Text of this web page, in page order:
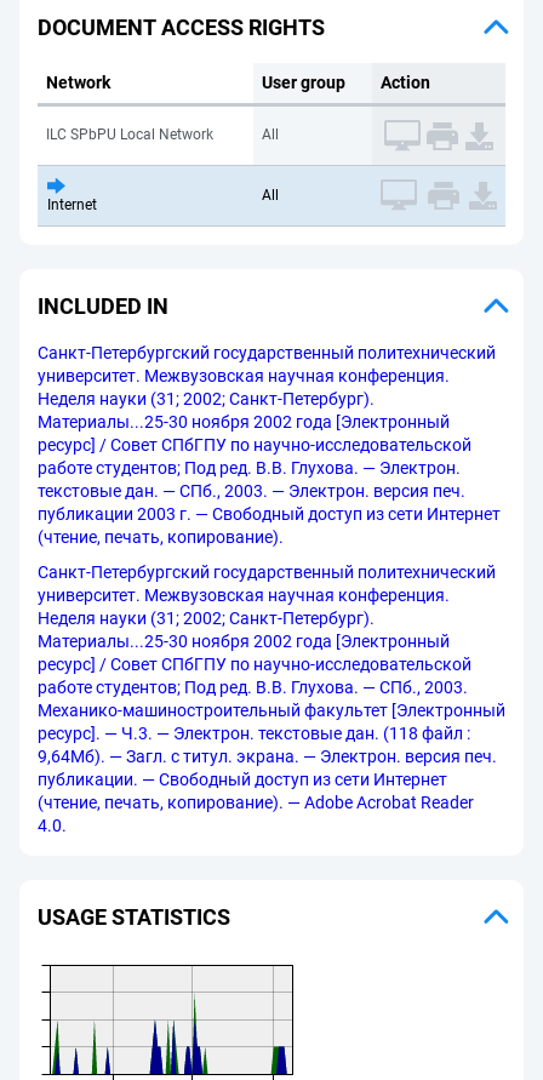
DOCUMENT ACCESS RIGHTS
Network User group Action
ILC SPbPU Local Network All
Internet
All
INCLUDED IN
Санкт-Петербургский государственный политехнический
университет. Межвузовская научная конференция.
Неделя науки (31; 2002; Санкт-Петербург).
Материалы...25-30 ноября 2002 года [Электронный
ресурс] / Совет СПбГПУ по научно-исследовательской
работе студентов; Под ред. В.В. Глухова. — Электрон.
текстовые дан. — СПб., 2003. — Электрон. версия печ.
публикации 2003 г. — Свободный доступ из сети Интернет
(чтение, печать, копирование).
Санкт-Петербургский государственный политехнический
университет. Межвузовская научная конференция.
Неделя науки (31; 2002; Санкт-Петербург).
Материалы...25-30 ноября 2002 года [Электронный
ресурс] / Совет СПбГПУ по научно-исследовательской
работе студентов; Под ред. В.В. Глухова. — СПб., 2003.
Механико-машиностроительный факультет [Электронный
ресурс]. — Ч.3. — Электрон. текстовые дан. (118 файл :
9,64Мб). — Загл. с титул. экрана. — Электрон. версия печ.
публикации. — Свободный доступ из сети Интернет
(чтение, печать, копирование). — Adobe Acrobat Reader
4.0.
USAGE STATISTICS